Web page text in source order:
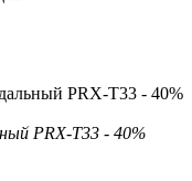
PRX-T33 - 40%